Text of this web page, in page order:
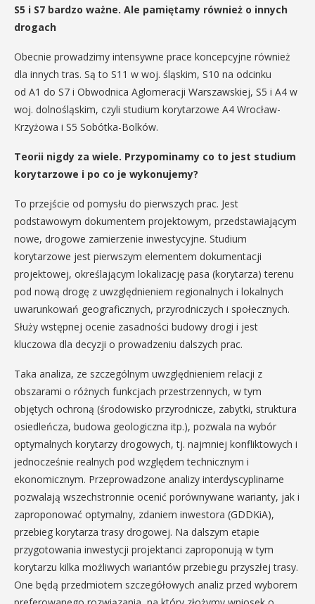
S5 i S7 bardzo ważne. Ale pamiętamy również o innych
drogach
Obecnie prowadzimy intensywne prace koncepcyjne również
dla innych tras. Są to S11 w woj. śląskim, S10 na odcinku
od A1 do S7 i Obwodnica Aglomeracji Warszawskiej, S5 i A4 w
woj. dolnośląskim, czyli studium korytarzowe A4 Wrocław-
Krzyżowa i S5 Sobótka-Bolków.
Teorii nigdy za wiele. Przypominamy co to jest studium
korytarzowe i po co je wykonujemy?
To przejście od pomysłu do pierwszych prac. Jest
podstawowym dokumentem projektowym, przedstawiającym
nowe, drogowe zamierzenie inwestycyjne. Studium
korytarzowe jest pierwszym elementem dokumentacji
projektowej, określającym lokalizację pasa (korytarza) terenu
pod nową drogę z uwzględnieniem regionalnych i lokalnych
uwarunkowań geograficznych, przyrodniczych i społecznych.
Służy wstępnej ocenie zasadności budowy drogi i jest
kluczowa dla decyzji o prowadzeniu dalszych prac.
Taka analiza, ze szczególnym uwzględnieniem relacji z
obszarami o różnych funkcjach przestrzennych, w tym
objętych ochroną (środowisko przyrodnicze, zabytki, struktura
osiedleńcza, budowa geologiczna itp.), pozwala na wybór
optymalnych korytarzy drogowych, tj. najmniej konfliktowych i
jednocześnie realnych pod względem technicznym i
ekonomicznym. Przeprowadzone analizy interdyscyplinarne
pozwalają wszechstronnie ocenić porównywane warianty, jak i
zaproponować optymalny, zdaniem inwestora (GDDKiA),
przebieg korytarza trasy drogowej. Na dalszym etapie
przygotowania inwestycji projektanci zaproponują w tym
korytarzu kilka możliwych wariantów przebiegu przyszłej trasy.
One będą przedmiotem szczegółowych analiz przed wyborem